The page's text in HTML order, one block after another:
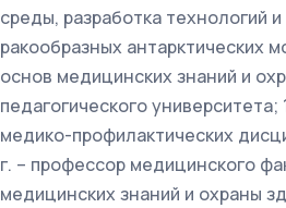
среды, разработка технологий
ракообразных антарктических
основ медицинских знаний и
педагогического
медико-профилактических
г. – профессор медицинского
медицинских знаний и охраны